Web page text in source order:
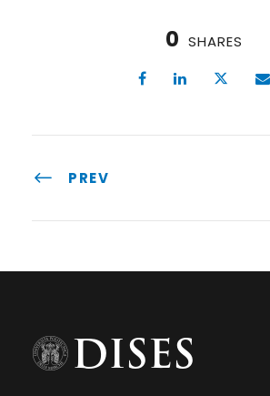
0 SHARES
PREV